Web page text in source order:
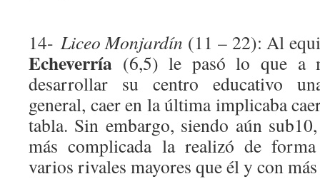
14- Liceo Monjardín (11 – 22): Al
Echeverría (6,5) le pasó lo que a
desarrollar su centro educativo
general, caer en la última implicaba
tabla. Sin embargo, siendo aún
más complicada la realizó de
varios rivales mayores que él y con